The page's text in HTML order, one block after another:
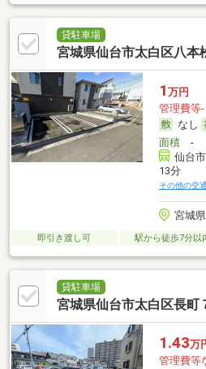
貸駐車場
宮城県仙台市太白区八本
1 万円
管理費等-
なし
面積-
仙台
13分
その他の交通
宮城
即引き渡し可 駅から徒歩7分以
貸駐車場
宮城県仙台市太白区長町
1.43万
管理費等